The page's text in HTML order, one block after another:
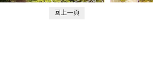
回上一頁